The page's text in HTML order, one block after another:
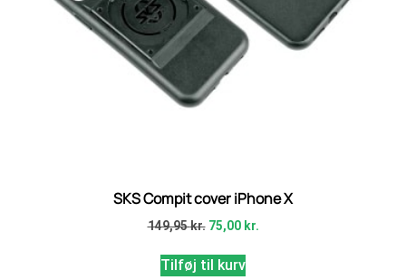
SKS Compit cover iPhone X
149,95kr. 75,00 kr.
Tilføj til kurv